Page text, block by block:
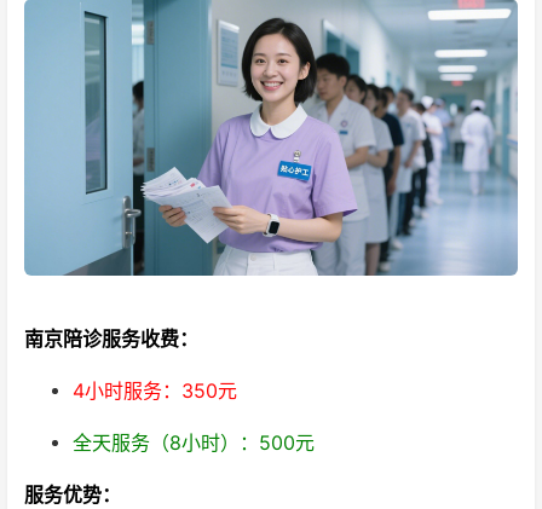
南京陪诊服务收费：
4小时服务：350元
全天服务（8小时）：500元
服务优势：